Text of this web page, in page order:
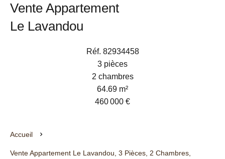
Vente Appartement
Le Lavandou
Réf. 82934458
3 pièces
2 chambres
64.69 m²
460 000 €
Accueil
Vente Appartement Le Lavandou, 3 Pièces, 2 Chambres,